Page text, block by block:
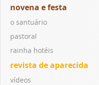
novena e festa
o santuário
pastoral
rainha hotéis
revista de aparecida
vídeos